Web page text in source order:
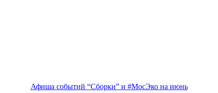
Афиша событий “Сборки” и #МосЭко на июнь